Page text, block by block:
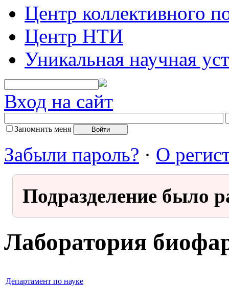
Центр коллективного
Центр НТИ
Уникальная научная
Вход на сайт
Запомнить меня
Забыли пароль? · О
Подразделение было
Лаборатория
Департамент по науке